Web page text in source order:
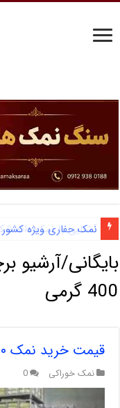
نمک حفاری ویژه
آشنایی با نمک دانه
بایگانی/آرشیو
400 گرمی
قیمت خرید نمک ۴۰۰ گرمی عمده
نمک خوراکی 0